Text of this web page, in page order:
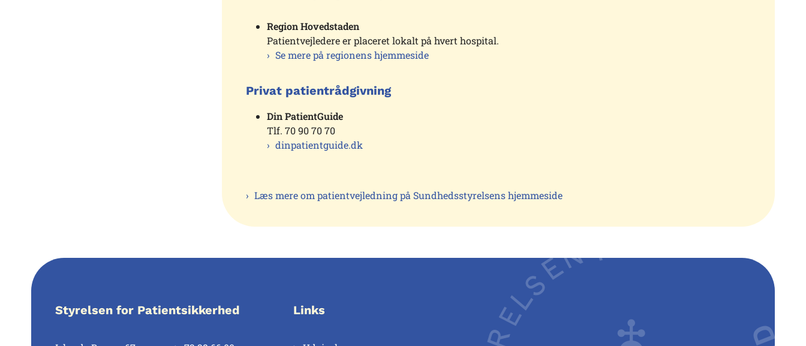
Region Hovedstaden
Patientvejledere er placeret lokalt på hvert hospital.
Se mere på regionens hjemmeside
Privat patientrådgivning
Din PatientGuide
Tlf. 70 90 70 70
dinpatientguide.dk
Læs mere om patientvejledning på Sundhedsstyrelsens hjemmeside
Styrelsen for Patientsikkerhed Links